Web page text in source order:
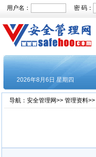
用户名： 密 码：
导航： 安全管理网>> 管理资料>>